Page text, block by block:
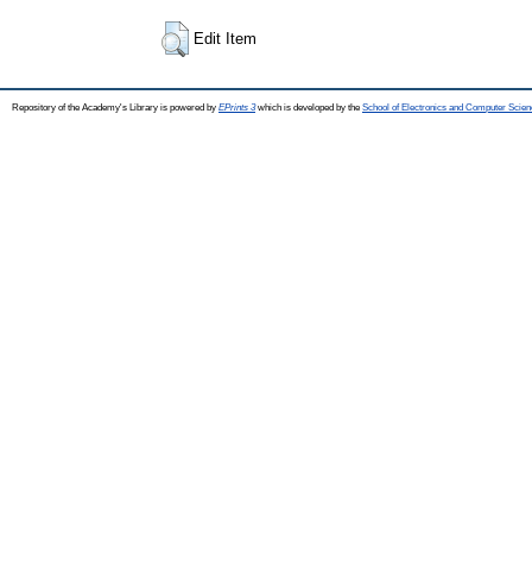
Edit Item
Repository of the Academy's Library is powered by EPrints 3which is developed by the School of Electronics and Computer